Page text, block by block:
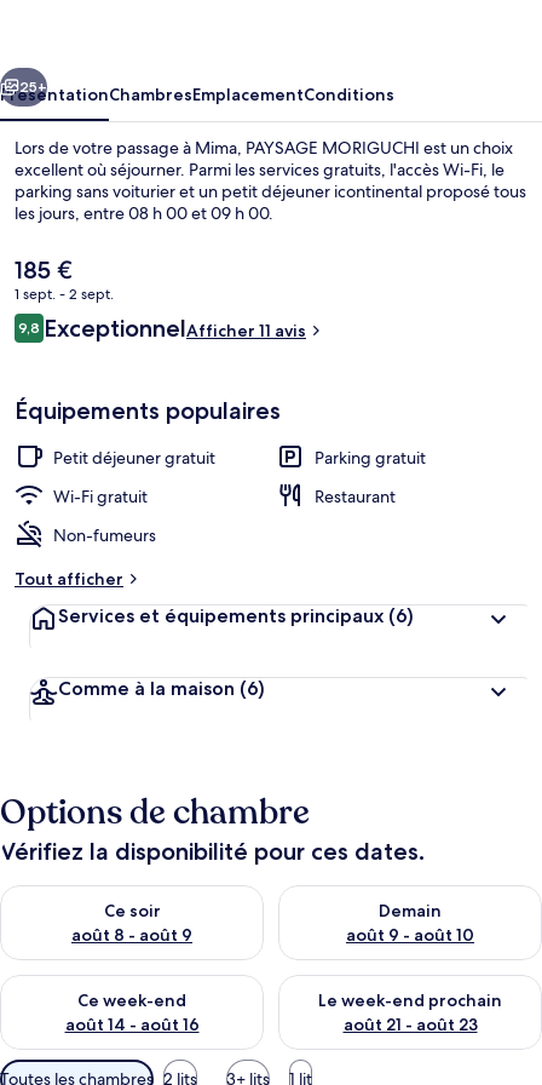
Suivant
25+
PrésentationChambresEmplacementConditions
Lors de votre passage à Mima, PAYSAGE MORIGUCHI est un choix
excellent où séjourner. Parmi les services gratuits, l'accès Wi-Fi, le
parking sans voiturier et un petit déjeuner icontinental proposé tous
les jours, entre 08 h 00 et 09 h 00.
Le
prix
actuel
est
185 €
1 sept. - 2 sept.
Avis
voyageurs
9,89,8 sur 10
ExceptionnelAfficher 11 avis
Équipements populaires
Petit déjeuner gratuit
Parking gratuit
Wi-Fi gratuit
Restaurant
Non-fumeurs
Tout afficher
Services et équipements principaux (6)
Comme à la maison (6)
Options de chambre
Vérifiez la disponibilité pour ces dates.
Ce soir
août 8 - août 9
Vérifier la disponibilité pour ce soir août 8 - août 9
Demain
août 9 - août 10
Vérifier la disponibilité pour
Ce week-end
août 14 - août 16
Vérifier la disponibilité pour ce week-end août 14 - août 16
Le week-end prochain
août 21 - août 23
Vérifier la disponibilité pour
Filtres
Toutes les chambres 2 lits 3+ lits 1 lit